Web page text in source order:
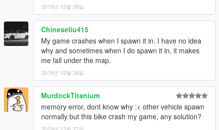
2019년 12월 26일
Chineseliu415
My game crashes when I spawn it in. I have no idea
why and sometimes when I do spawn it in, it makes
me fall under the map.
2019년 12월 26일
MurdockTitanium
memory error, dont know why :< other vehicle spawn
normally but this bike crash my game, any solution?